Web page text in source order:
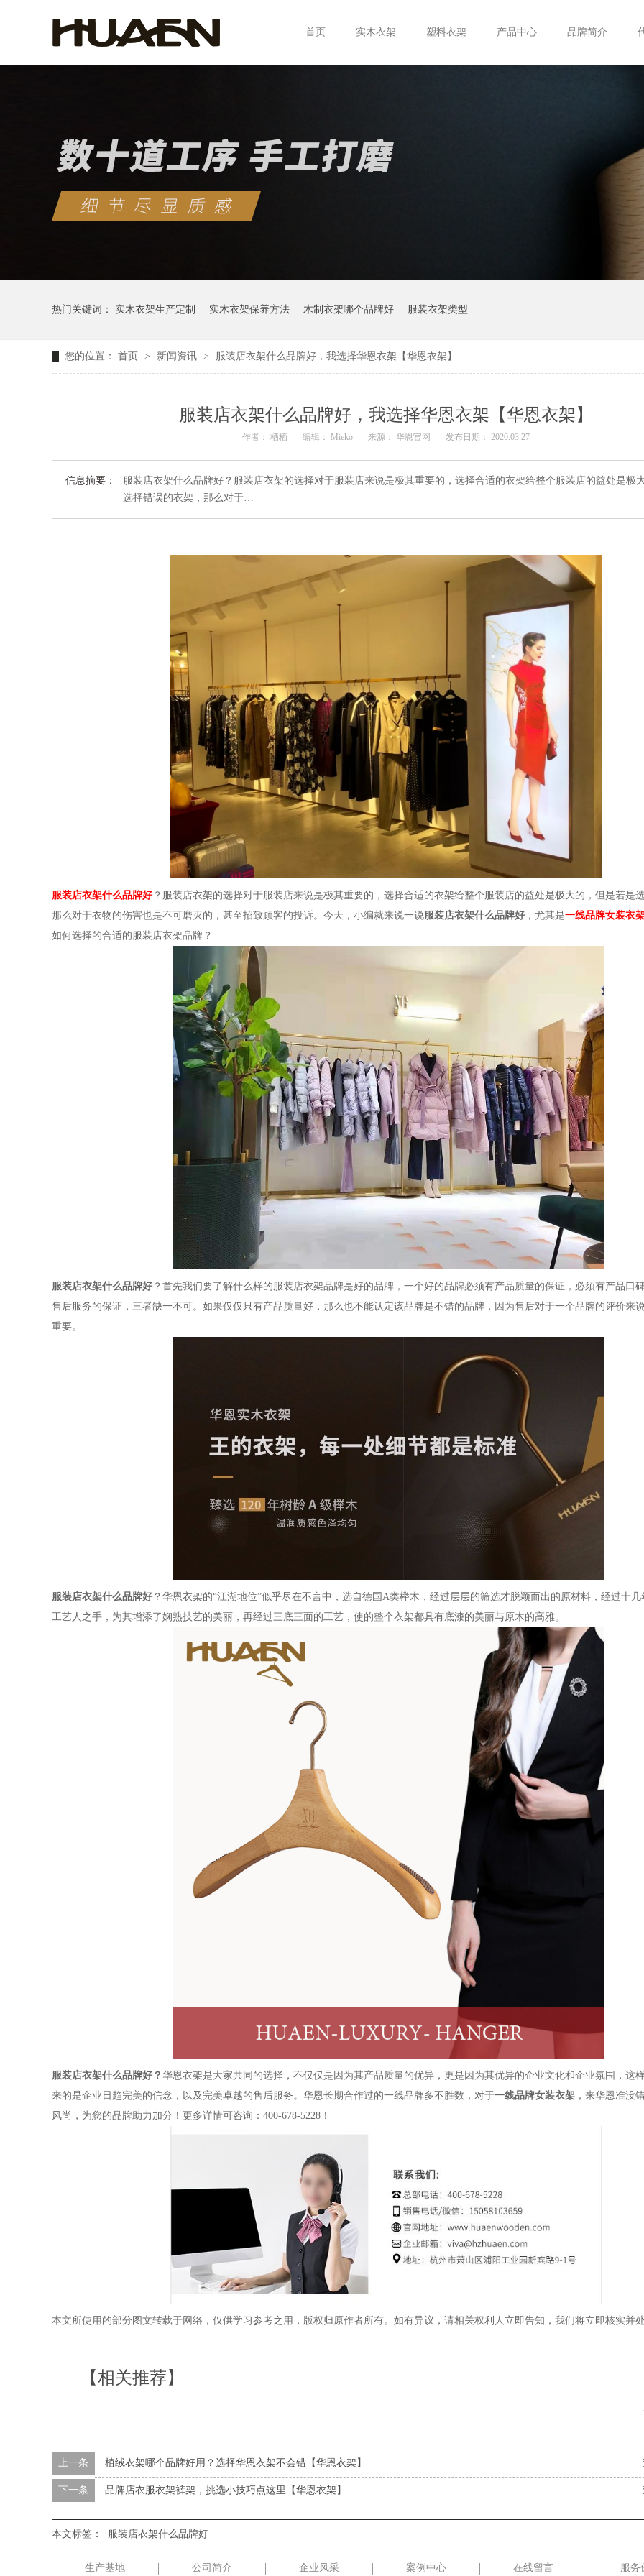
首页 实木衣架 塑料衣架 产品中心 品牌简介
热门关键词： 实木衣架生产定制 实木衣架保养方法 木制衣架哪个品牌好 服装衣架类型
您的位置： 首页 > 新闻资讯 > 服装店衣架什么品牌好，我选择华恩衣架【华恩衣架】
服装店衣架什么品牌好，我选择华恩衣架【华恩衣架】
作者： 栖栖 编辑： Mieko 来源： 华恩官网 发布日期： 2020.03.27
信息摘要：
服装店衣架什么品牌好？服装店衣架的选择对于服装店来说是极其重要的，选择合适的衣架给整个服装店的益处是极
选择错误的衣架，那么对于…
服装店衣架什么品牌好？服装店衣架的选择对于服装店来说是极其重要的，选择合适的衣架给整个服装店的益处是极大的，但是若是
那么对于衣物的伤害也是不可磨灭的，甚至招致顾客的投诉。今天，小编就来说一说服装店衣架什么品牌好 ，尤其是一线品牌女装衣
如何选择的合适的服装店衣架品牌？
服装店衣架什么品牌好 ？首先我们要了解什么样的服装店衣架品牌是好的品牌，一个好的品牌必须有产品质量的保证，必须有产品口
售后服务的保证，三者缺一不可。如果仅仅只有产品质量好，那么也不能认定该品牌是不错的品牌，因为售后对于一个品牌的评价来
重要。
服装店衣架什么品牌好 ？华恩衣架的“江湖地位”似乎尽在不言中，选自德国A类榉木，经过层层的筛选才脱颖而出的原材料，经过十
工艺人之手，为其增添了娴熟技艺的美丽，再经过三底三面的工艺，使的整个衣架都具有底漆的美丽与原木的高雅。
服装店衣架什么品牌好？ 华恩衣架是大家共同的选择，不仅仅是因为其产品质量的优异，更是因为其优异的企业文化和企业氛围，这
来的是企业日趋完美的信念，以及完美卓越的售后服务。华恩长期合作过的一线品牌多不胜数，对于一线品牌女装衣架 ，来华恩准没
风尚，为您的品牌助力加分！更多详情可咨询：400-678-5228！
本文所使用的部分图文转载于网络，仅供学习参考之用，版权归原作者所有。如有异议，请相关权利人立即告知，我们将立即核实并处
【相关推荐】
上一条 植绒衣架哪个品牌好用？选择华恩衣架不会错【华恩衣架】
下一条 品牌店衣服衣架裤架，挑选小技巧点这里【华恩衣架】
本文标签： 服装店衣架什么品牌好
生产基地 公司简介 企业风采 案例中心 在线留言 服务